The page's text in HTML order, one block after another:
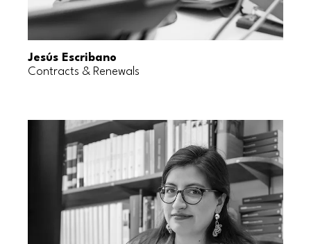
Jesús Escribano
Contracts & Renewals